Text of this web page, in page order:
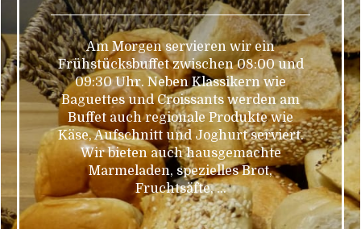
Am Morgen servieren wir ein
Frühstücksbuffet zwischen 08:00 und
09:30 Uhr. Neben Klassikern wie
Baguettes und Croissants werden am
Buffet auch regionale Produkte wie
Käse, Aufschnitt und Joghurt serviert.
Wir bieten auch hausgemachte
Marmeladen, spezielles Brot,
Fruchtsäfte, ...